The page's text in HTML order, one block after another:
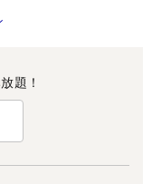
題！